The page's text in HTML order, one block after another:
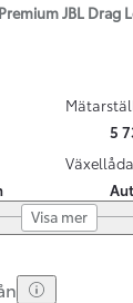
JBL Drag
5
Växellåda
Visa mer